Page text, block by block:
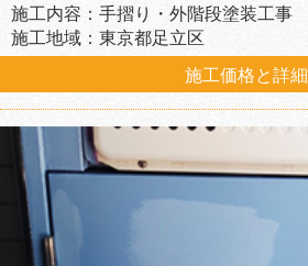
施工内容：手摺り・外階段塗装工事
施工地域：東京都足立区
施工価格と詳細